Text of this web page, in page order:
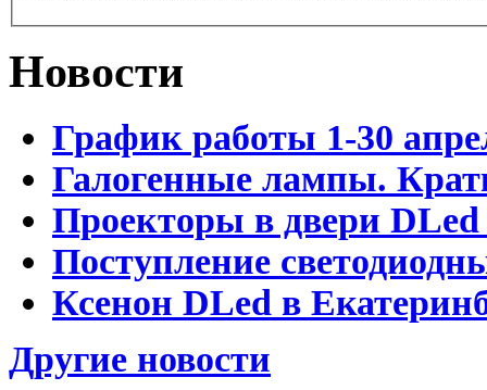
Новости
График работы 1-30
Галогенные лампы.
Проекторы в двери DLed
Поступление
Ксенон DLed в
Другие новости